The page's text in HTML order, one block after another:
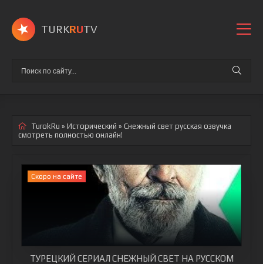
TURKRUTV
TurokRu » Исторический » Снежный свет русская озвучка
смотреть полностью онлайн!
Cкоро на сайте
ТУРЕЦКИЙ СЕРИАЛ СНЕЖНЫЙ СВЕТ НА РУССКОМ